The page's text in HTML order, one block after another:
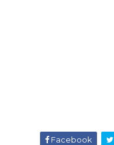
Facebook